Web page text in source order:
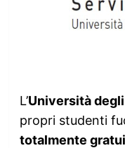
L’Università
propri studenti
totalmente